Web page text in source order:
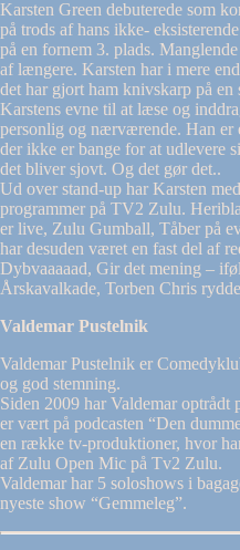
Karsten Green debuterede som
på trods af hans ikke-
på en fornem 3. plads.
af længere. Karsten har i mere
det har gjort ham knivskarp på en
Karstens evne til at læse og
personlig og nærværende. Han
der ikke er bange for at udlevere
det bliver sjovt. Og det gør det..
Ud over stand-up har Karsten
programmer på TV2 Zulu.
er live, Zulu Gumball, Tåber på
har desuden været en fast del af
Dybvaaaaad, Gir det mening –
Årskavalkade, Torben Chris
Valdemar Pustelnik
Valdemar Pustelnik er
og god stemning.
Siden 2009 har Valdemar optrådt
er vært på podcasten “Den
en række tv-produktioner, hvor
af Zulu Open Mic på Tv2 Zulu.
Valdemar har 5 soloshows i
nyeste show “Gemmeleg”.